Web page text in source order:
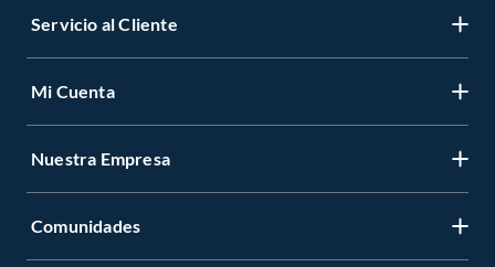
Servicio al Cliente
Mi Cuenta
Nuestra Empresa
Comunidades